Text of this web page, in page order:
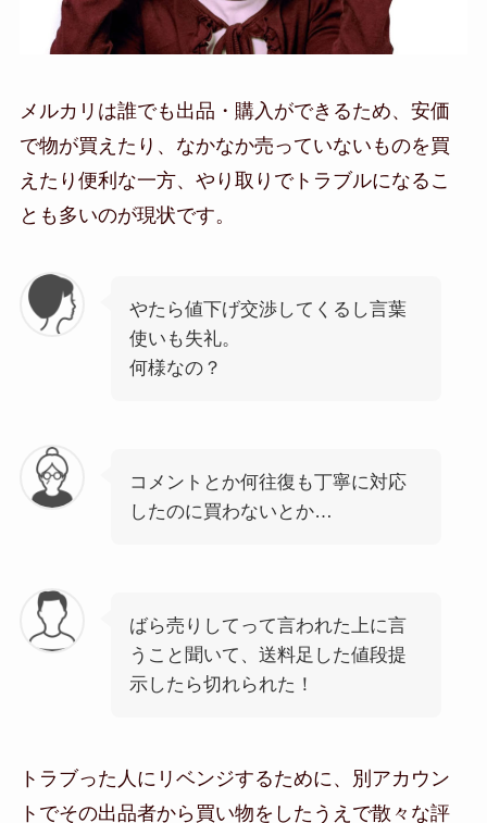
メルカリは誰でも出品・購入ができるため、安価
で物が買えたり、なかなか売っていないものを買
えたり便利な一方、やり取りでトラブルになるこ
とも多いのが現状です。
やたら値下げ交渉してくるし言葉
使いも失礼。
何様なの？
コメントとか何往復も丁寧に対応
したのに買わないとか…
ばら売りしてって言われた上に言
うこと聞いて、送料足した値段提
示したら切れられた！
トラブった人にリベンジするために、別アカウン
トでその出品者から買い物をしたうえで散々な評